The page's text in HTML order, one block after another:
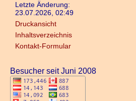
Letzte Änderung:
23.07.2026, 02:49
Druckansicht
Inhaltsverzeichnis
Kontakt-Formular
Besucher seit Juni 2008